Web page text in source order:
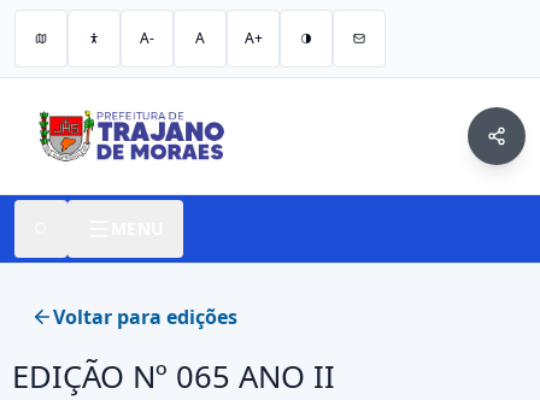
A- A A+
Voltar para edições
EDIÇÃO Nº 065 ANO II